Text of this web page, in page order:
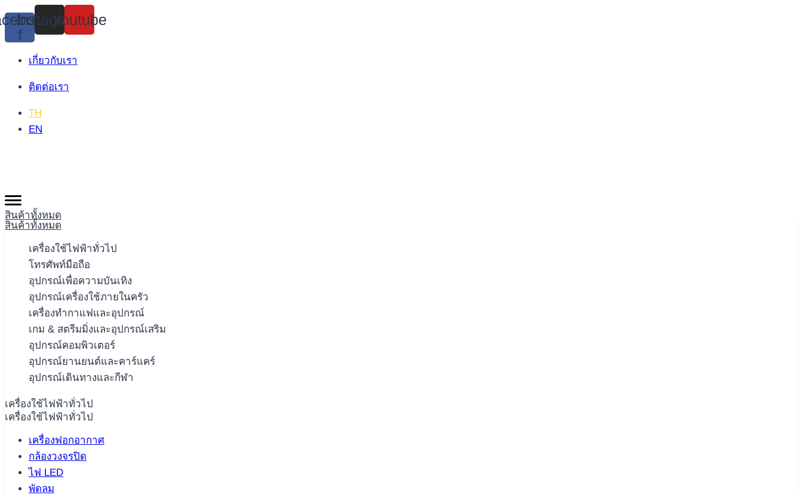
Skip
to
content
f
Instagram
Youtube
เกี่ยวกับเรา
ติดต่อเรา
TH
EN
สินค้าทั้งหมด
สินค้าทั้งหมด
เครื่องใช้ไฟฟ้าทั่วไป
โทรศัพท์มือถือ
อุปกรณ์เพื่อความบันเทิง
อุปกรณ์เครื่องใช้ภายในครัว
เครื่องทำกาแฟและอุปกรณ์
เกม & สตรีมมิ่งและอุปกรณ์เสริม
อุปกรณ์คอมพิวเตอร์
อุปกรณ์ยานยนต์และคาร์แคร์
อุปกรณ์เดินทางและกีฬา
เครื่องใช้ไฟฟ้าทั่วไป
เครื่องใช้ไฟฟ้าทั่วไป
เครื่องฟอกอากาศ
กล้องวงจรปิด
ไฟ LED
พัดลม